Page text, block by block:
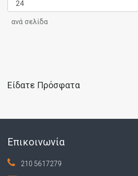
ανά σελίδα
Είδατε Πρόσφατα
Επικοινωνία
210 5617279